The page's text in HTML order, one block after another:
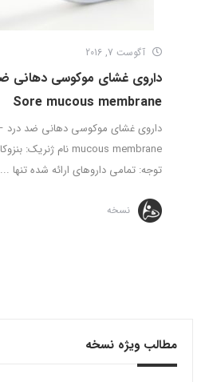
آگوست 7, 2016
Sore mucous membrane
توجه: تمامی داروهای ارائه شده تنها ...
نسخه
مطالب ویژه نسخه